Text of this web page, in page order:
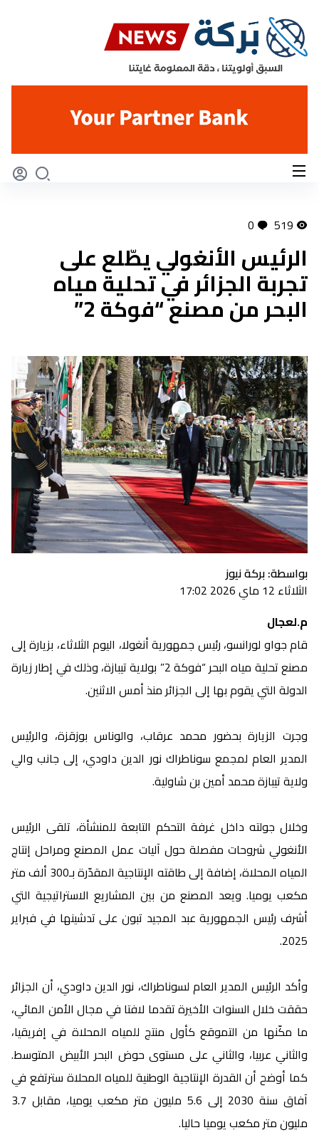
519
0
الرئيس الأنغولي يطّلع على
تجربة الجزائر في تحلية مياه
البحر من مصنع “فوكة 2”
بواسطة: بركة نيوز
الثلاثاء 12 ماي 2026 17:02
م.لعجال
قام جواو لورانسو، رئيس جمهورية أنغولا، اليوم الثلاثاء، بزيارة إلى
مصنع تحلية مياه البحر “فوكة 2” بولاية تيبازة، وذلك في إطار زيارة
الدولة التي يقوم بها إلى الجزائر منذ أمس الاثنين.
وجرت الزيارة بحضور محمد عرقاب، والوناس بوزقزة، والرئيس
المدير العام لمجمع سوناطراك نور الدين داودي، إلى جانب والي
ولاية تيبازة محمد أمين بن شاولية.
وخلال جولته داخل غرفة التحكم التابعة للمنشأة، تلقى الرئيس
الأنغولي شروحات مفصلة حول آليات عمل المصنع ومراحل إنتاج
المياه المحلاة، إضافة إلى طاقته الإنتاجية المقدّرة بـ300 ألف متر
مكعب يوميا. ويعد المصنع من بين المشاريع الاستراتيجية التي
أشرف رئيس الجمهورية عبد المجيد تبون على تدشينها في فبراير
2025.
وأكد الرئيس المدير العام لسوناطراك، نور الدين داودي، أن الجزائر
حققت خلال السنوات الأخيرة تقدما لافتا في مجال الأمن المائي،
ما مكّنها من التموقع كأول منتج للمياه المحلاة في إفريقيا،
والثاني عربيا، والثاني على مستوى حوض البحر الأبيض المتوسط.
كما أوضح أن القدرة الإنتاجية الوطنية للمياه المحلاة سترتفع في
آفاق سنة 2030 إلى 5.6 مليون متر مكعب يوميا، مقابل 3.7
مليون متر مكعب يوميا حاليا.